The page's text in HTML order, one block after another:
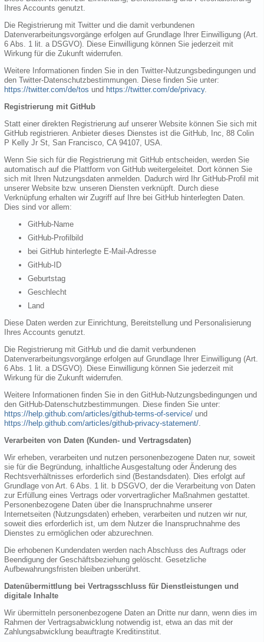
Ihres Accounts genutzt.
Die Registrierung mit Twitter und die damit verbundenen
Datenverarbeitungsvorgänge erfolgen auf Grundlage Ihrer Einwilligung (Art.
6 Abs. 1 lit. a DSGVO). Diese Einwilligung können Sie jederzeit mit
Wirkung für die Zukunft widerrufen.
Weitere Informationen finden Sie in den Twitter-Nutzungsbedingungen und
den Twitter-Datenschutzbestimmungen. Diese finden Sie unter:
https://twitter.com/de/tos und https://twitter.com/de/privacy.
Registrierung mit GitHub
Statt einer direkten Registrierung auf unserer Website können Sie sich mit
GitHub registrieren. Anbieter dieses Dienstes ist die GitHub, Inc, 88 Colin
P Kelly Jr St, San Francisco, CA 94107, USA.
Wenn Sie sich für die Registrierung mit GitHub entscheiden, werden Sie
automatisch auf die Plattform von GitHub weitergeleitet. Dort können Sie
sich mit Ihren Nutzungsdaten anmelden. Dadurch wird Ihr GitHub-Profil mit
unserer Website bzw. unseren Diensten verknüpft. Durch diese
Verknüpfung erhalten wir Zugriff auf Ihre bei GitHub hinterlegten Daten.
Dies sind vor allem:
GitHub-Name
GitHub-Profilbild
bei GitHub hinterlegte E-Mail-Adresse
GitHub-ID
Geburtstag
Geschlecht
Land
Diese Daten werden zur Einrichtung, Bereitstellung und Personalisierung
Ihres Accounts genutzt.
Die Registrierung mit GitHub und die damit verbundenen
Datenverarbeitungsvorgänge erfolgen auf Grundlage Ihrer Einwilligung (Art.
6 Abs. 1 lit. a DSGVO). Diese Einwilligung können Sie jederzeit mit
Wirkung für die Zukunft widerrufen.
Weitere Informationen finden Sie in den GitHub-Nutzungsbedingungen und
den GitHub-Datenschutzbestimmungen. Diese finden Sie unter:
https://help.github.com/articles/github-terms-of-service/ und
https://help.github.com/articles/github-privacy-statement/.
Verarbeiten von Daten (Kunden- und Vertragsdaten)
Wir erheben, verarbeiten und nutzen personenbezogene Daten nur, soweit
sie für die Begründung, inhaltliche Ausgestaltung oder Änderung des
Rechtsverhältnisses erforderlich sind (Bestandsdaten). Dies erfolgt auf
Grundlage von Art. 6 Abs. 1 lit. b DSGVO, der die Verarbeitung von Daten
zur Erfüllung eines Vertrags oder vorvertraglicher Maßnahmen gestattet.
Personenbezogene Daten über die Inanspruchnahme unserer
Internetseiten (Nutzungsdaten) erheben, verarbeiten und nutzen wir nur,
soweit dies erforderlich ist, um dem Nutzer die Inanspruchnahme des
Dienstes zu ermöglichen oder abzurechnen.
Die erhobenen Kundendaten werden nach Abschluss des Auftrags oder
Beendigung der Geschäftsbeziehung gelöscht. Gesetzliche
Aufbewahrungsfristen bleiben unberührt.
Datenübermittlung bei Vertragsschluss für Dienstleistungen und
digitale Inhalte
Wir übermitteln personenbezogene Daten an Dritte nur dann, wenn dies im
Rahmen der Vertragsabwicklung notwendig ist, etwa an das mit der
Zahlungsabwicklung beauftragte Kreditinstitut.